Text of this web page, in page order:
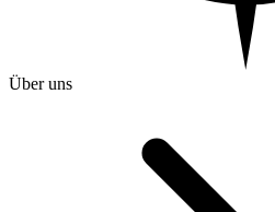
Über uns